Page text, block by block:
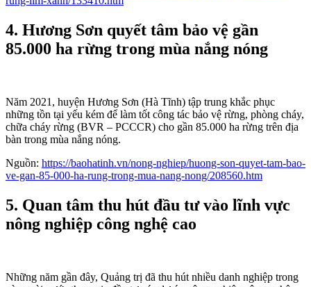
4. Hương Sơn quyết tâm bảo vệ gần
85.000 ha rừng trong mùa nắng nóng
Năm 2021, huyện Hương Sơn (Hà Tĩnh) tập trung khắc phục
những tồn tại yếu kém để làm tốt công tác bảo vệ rừng, phòng cháy,
chữa cháy rừng (BVR – PCCCR) cho gần 85.000 ha rừng trên địa
bàn trong mùa nắng nóng.
Nguồn: https://baohatinh.vn/nong-nghiep/huong-son-quyet-tam-bao-
ve-gan-85-000-ha-rung-trong-mua-nang-nong/208560.htm
5. Quan tâm thu hút đầu tư vào lĩnh vực
nông nghiệp công nghệ cao
Những năm gần đây, Quảng trị đã thu hút nhiều danh nghiệp trong